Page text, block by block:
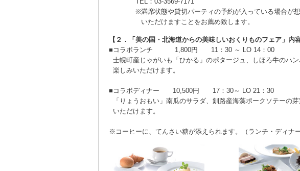
※満席状態や貸切パーティの予約が入っている場合が
いただけますことをお薦め致します。
【２．「美の国・北海道からの美味しいおくりものフェア」内容
■ コラボランチ 1,800円 11：30 ～ LO 14：00
士幌町産じゃがいも「ひかる」のポタージュ、しほろ牛のハ
楽しみいただけます。
■ コラボディナー 10,500円 17：30～ LO 21：30
「りょうおもい」南瓜のサラダ、釧路産海藻ポークソテーの
いただけます。
※コーヒーに、てんさい糖が添えられます。（ランチ・ディナー